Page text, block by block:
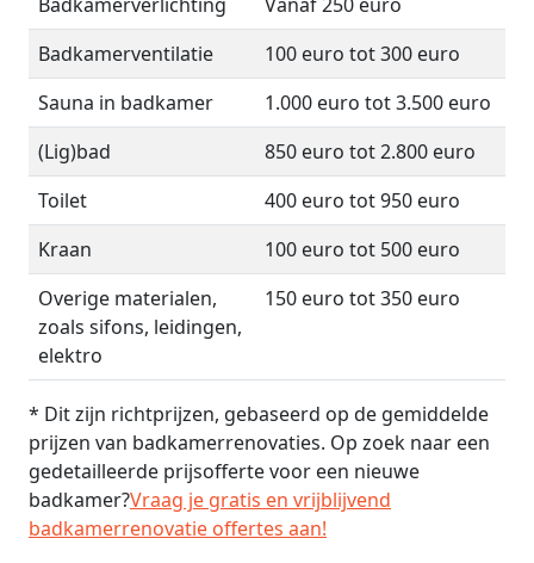
Badkamerventilatie
100 euro tot 300 euro
Sauna in badkamer
1.000 euro tot 3.500 euro
(Lig)bad
850 euro tot 2.800 euro
Toilet
400 euro tot 950 euro
Kraan
100 euro tot 500 euro
Overige materialen,
zoals sifons, leidingen,
elektro
150 euro tot 350 euro
* Dit zijn richtprijzen, gebaseerd op de gemiddelde
prijzen van badkamerrenovaties. Op zoek naar een
gedetailleerde prijsofferte voor een nieuwe
badkamer?Vraag je gratis en vrijblijvend
badkamerrenovatie offertes aan!